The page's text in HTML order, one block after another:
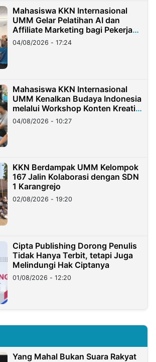
Mahasiswa KKN Internasional
UMM Gelar Pelatihan AI dan
Affiliate Marketing bagi Pekerja
Migran Indonesia di Taiwan
04/08/2026 - 17:24
Mahasiswa KKN Internasional
UMM Kenalkan Budaya Indonesia
melalui Workshop Konten Kreatif
di Taiwan
04/08/2026 - 10:27
KKN Berdampak UMM Kelompok
167 Jalin Kolaborasi dengan SDN
1 Karangrejo
02/08/2026 - 19:20
Cipta Publishing Dorong Penulis
Tidak Hanya Terbit, tetapi Juga
Melindungi Hak Ciptanya
01/08/2026 - 12:20
Yang Mahal Bukan Suara Rakyat